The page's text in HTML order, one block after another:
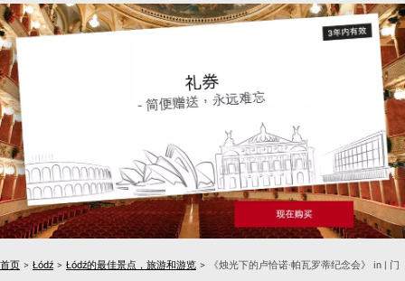
首页 > Łódź > Łódź的最佳景点，旅游和游览 >
《烛光下的卢恰诺·帕瓦罗蒂纪念会》 in | 门